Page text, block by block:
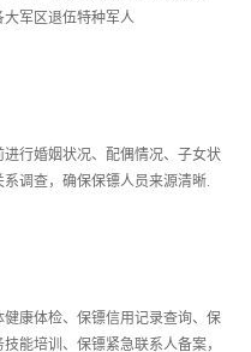
军区退伍特种军人
行婚姻状况、配偶情况、子女状
调查，确保保镖人员来源清晰.
康体检、保镖信用记录查询、保
能培训、保镖紧急联系人备案，